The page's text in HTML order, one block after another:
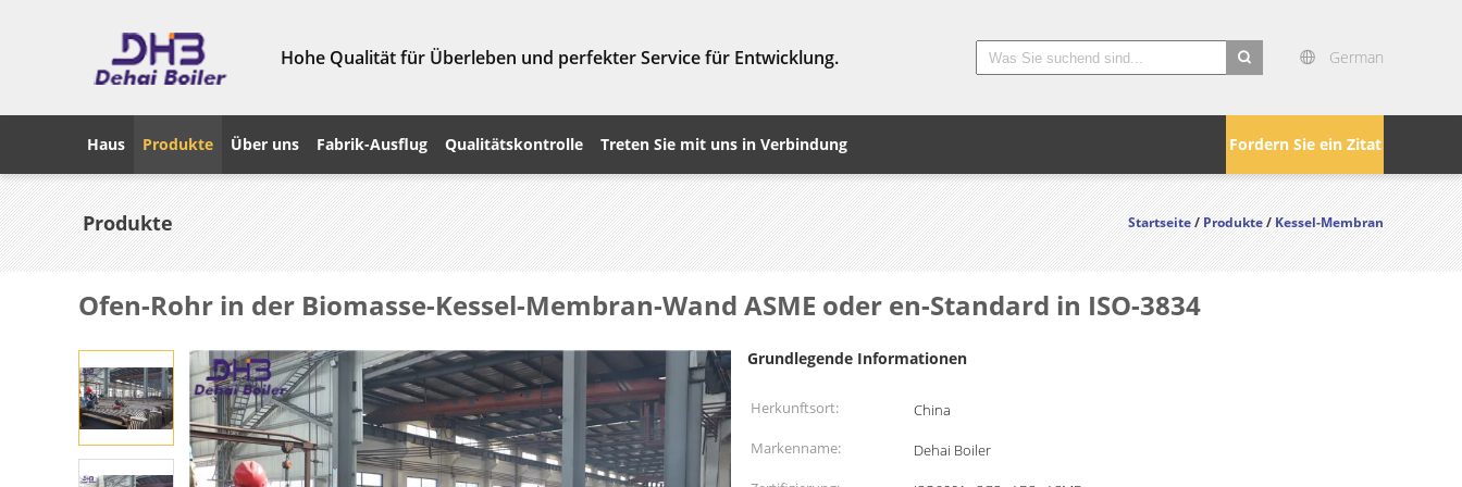
Hohe Qualität für Überleben und perfekter Service für Entwicklung. German
Fordern Sie ein Zitat
Haus Produkte Über uns Fabrik-Ausflug Qualitätskontrolle Treten Sie mit uns in Verbindung
Produkte Startseite/Produkte/Kessel-Membran
Ofen-Rohr in der Biomasse-Kessel-Membran-Wand ASME oder en-Standard in ISO-3834
Grundlegende Informationen
Herkunftsort:
China
Markenname:
Dehai Boiler